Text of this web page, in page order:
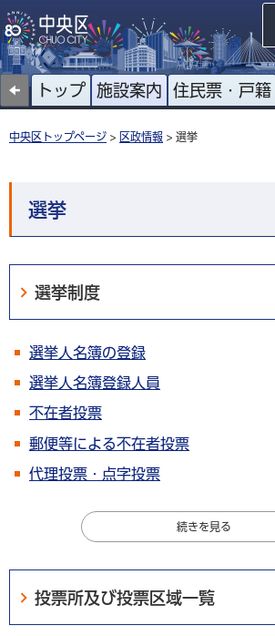
トップ 施設案内 住民票・戸籍
中央区トップページ > 区政情報 > 選挙
選挙
選挙制度
選挙人名簿の登録
選挙人名簿登録人員
不在者投票
郵便等による不在者投票
代理投票・点字投票
続きを見る
投票所及び投票区域一覧